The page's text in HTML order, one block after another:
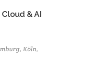
& AI
Köln,